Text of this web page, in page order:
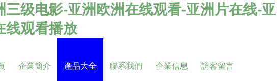
级电影-亚洲欧洲在线观看-亚洲片在线-亚
线观看播放
企業簡介 產品大全 聯系我們 企業信息 訪客留言